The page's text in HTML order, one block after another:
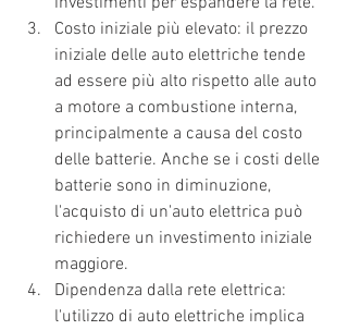
Costo iniziale più elevato: il prezzo
iniziale delle auto elettriche tende
ad essere più alto rispetto alle auto
a motore a combustione interna,
principalmente a causa del costo
delle batterie. Anche se i costi delle
batterie sono in diminuzione,
l'acquisto di un'auto elettrica può
richiedere un investimento iniziale
maggiore.
Dipendenza dalla rete elettrica:
l'utilizzo di auto elettriche implica